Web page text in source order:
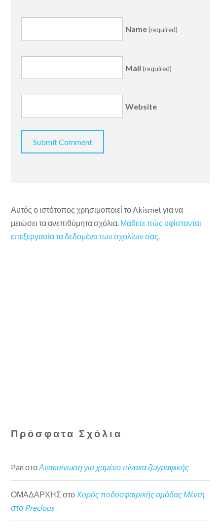
Name(required)
Mail (required)
Website
Αυτός ο ιστότοπος χρησιμοποιεί το Akismet για να
μειώσει τα ανεπιθύμητα σχόλια. Μάθετε πώς υφίστανται
επεξεργασία τα δεδομένα των σχολίων σας
Πρόσφατα Σχόλια
Pan στοΑνακοίνωση για χαμένο πίνακα ζωγραφικής
ΟΜΑΔΑΡΧΗΣ στο Χορός ποδοσφαιρικής ομάδας Μέντη
στο Precious